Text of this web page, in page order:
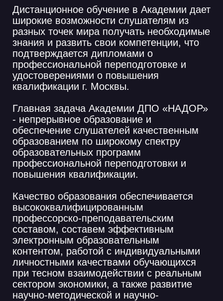
профессорско-преподавательским
составом, составем эффективным
электронным образовательным
контентом, работой с индивидуальными
личностными качествами обучающихся
при тесном взаимодействии с реальным
сектором экономики, а также развитие
научно-методической и научно-
исследовательской деятельности
Академии ДПО «НАДОР».
Академии «НАДОР» насчитывает более
300 специалистов, из них 80% -
кандидаты и доктора наук, которые имеют
колоссальный опыт практической работы
и зарекомендовали себя как отличные
наставники.
В рамках подготовки
высококвалифицированных специалистов
Академии ДПО «НАДОР» работает Центр
задачей Центра является оказание
помощи и содействие успешным
слушателям в прохождении практической
подготовки для получении необходимых
профессиональных компетенций, с целью
реализации личностного потенциала и
эффективной трудовой деятельности, а
выпускникам Академии «НАДОР» в
трудоустройство в передовых компаниях.
Сайт Академии ДПО «НАДОР»